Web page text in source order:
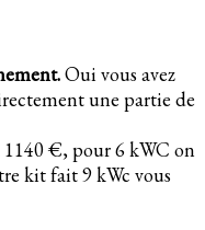
Oui vous avez
une partie de
1140 €, pour 6 kWC on
kit fait 9 kWc vous